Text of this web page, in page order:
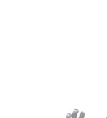
Figura
Figura
basado
de DC
regalo